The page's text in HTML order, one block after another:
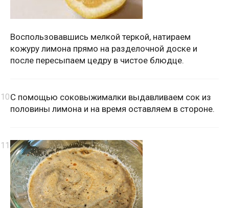
Воспользовавшись мелкой теркой, натираем
кожуру лимона прямо на разделочной доске и
после пересыпаем цедру в чистое блюдце.
С помощью соковыжималки выдавливаем сок из
половины лимона и на время оставляем в стороне.